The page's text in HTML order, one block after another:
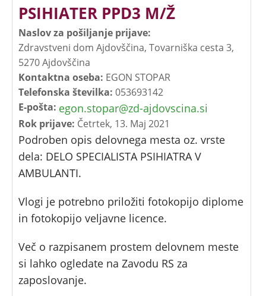
PSIHIATER PPD3 M/Ž
Naslov za pošiljanje prijave:
Zdravstveni dom Ajdovščina, Tovarniška cesta 3,
5270 Ajdovščina
Kontaktna oseba: EGON STOPAR
Telefonska številka: 053693142
E-pošta: egon.stopar@zd-ajdovscina.si
Rok prijave: Četrtek, 13. Maj 2021
Podroben opis delovnega mesta oz. vrste
dela: DELO SPECIALISTA PSIHIATRA V
AMBULANTI.
Vlogi je potrebno priložiti fotokopijo diplome
in fotokopijo veljavne licence.
Več o razpisanem prostem delovnem meste
si lahko ogledate na Zavodu RS za
zaposlovanje.